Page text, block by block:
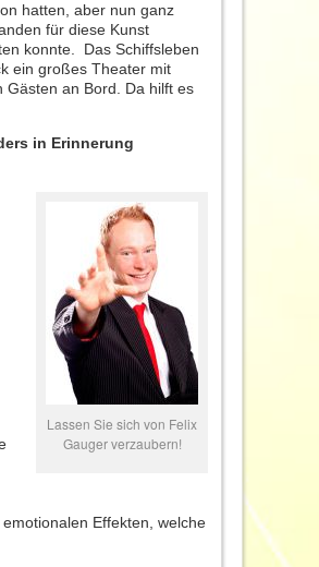
hatten, aber nun ganz
für diese Kunst
konnte. Das Schiffsleben
ein großes Theater mit
Gästen an Bord. Da hilft es
in Erinnerung
Lassen Sie sich von Felix
Gauger verzaubern!
Effekten, welche